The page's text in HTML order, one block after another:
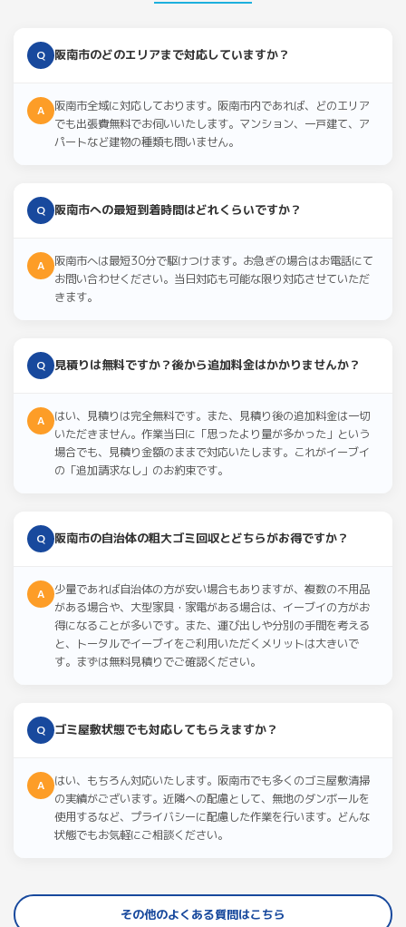
Q 阪南市のどのエリアまで対応していますか？
A
阪南市全域に対応しております。阪南市内であれば、どのエリア
でも出張費無料でお伺いいたします。マンション、一戸建て、ア
パートなど建物の種類も問いません。
Q 阪南市への最短到着時間はどれくらいですか？
A
阪南市へは最短30分で駆けつけます。お急ぎの場合はお電話にて
お問い合わせください。当日対応も可能な限り対応させていただ
きます。
Q 見積りは無料ですか？後から追加料金はかかりませんか？
A
はい、見積りは完全無料です。また、見積り後の追加料金は一切
いただきません。作業当日に「思ったより量が多かった」という
場合でも、見積り金額のままで対応いたします。これがイーブイ
の「追加請求なし」のお約束です。
Q 阪南市の自治体の粗大ゴミ回収とどちらがお得ですか？
A
少量であれば自治体の方が安い場合もありますが、複数の不用品
がある場合や、大型家具・家電がある場合は、イーブイの方がお
得になることが多いです。また、運び出しや分別の手間を考える
と、トータルでイーブイをご利用いただくメリットは大きいで
す。まずは無料見積りでご確認ください。
Q ゴミ屋敷状態でも対応してもらえますか？
A
はい、もちろん対応いたします。阪南市でも多くのゴミ屋敷清掃
の実績がございます。近隣への配慮として、無地のダンボールを
使用するなど、プライバシーに配慮した作業を行います。どんな
状態でもお気軽にご相談ください。
その他のよくある質問はこちら